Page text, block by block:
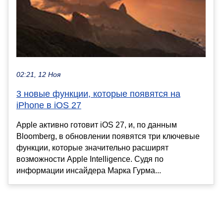
02:21, 12 Ноя
3 новые функции, которые появятся на
iPhone в iOS 27
Apple активно готовит iOS 27, и, по данным
Bloomberg, в обновлении появятся три ключевые
функции, которые значительно расширят
возможности Apple Intelligence. Судя по
информации инсайдера Марка Гурма...